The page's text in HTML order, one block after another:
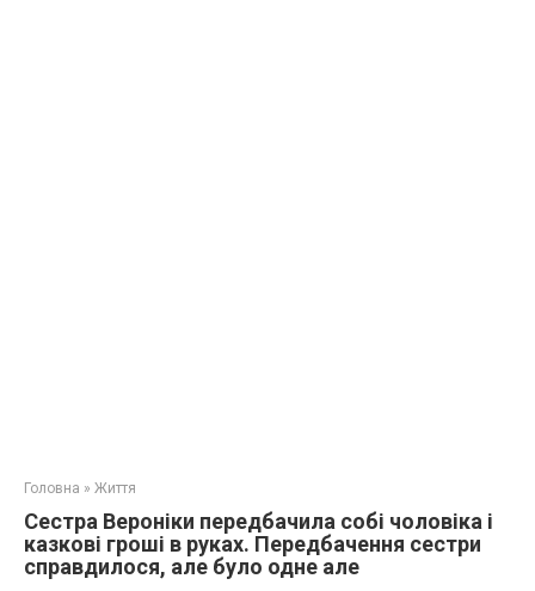
Головна » Життя
Сестра Вероніки передбачила собі чоловіка і
казкові гроші в руках. Передбачення сестри
справдилося, але було одне але